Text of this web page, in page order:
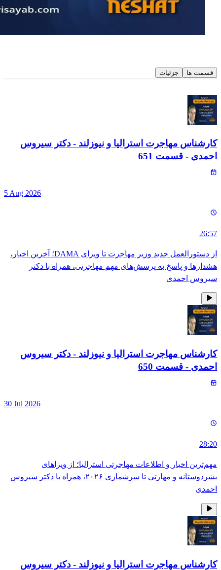
قسمت ها جزئیات
کارشناس مهاجرت استرالیا و نیوزلند - دکتر سیروس
احمدی - قسمت 651
5 Aug 2026
26:57
از دستورالعمل جدید وزیر مهاجرت تا ویزای DAMA؛ آخرین اخبار،
هشدارها و پاسخ به پرسش‌های مهم مهاجرتی، همراه با دکتر
سیروس احمدی
کارشناس مهاجرت استرالیا و نیوزلند - دکتر سیروس
احمدی - قسمت 650
30 Jul 2026
28:20
مهم‌ترین اخبار و اطلاعات مهاجرتی استرالیا؛ از ویزاهای
بشردوستانه و مهارتی تا سرشماری ۲۰۲۶، همراه با دکتر سیروس
احمدی
کارشناس مهاجرت استرالیا و نیوزلند - دکتر سیروس